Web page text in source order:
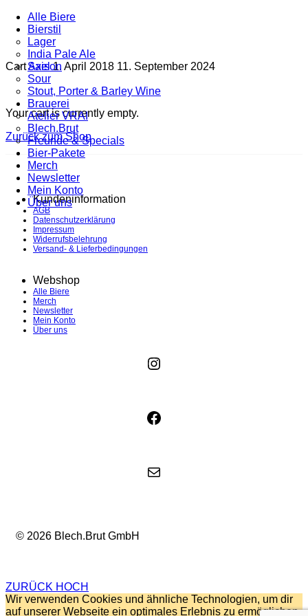
Alle Biere
Bierstil
Lager
India Pale Ale
Saison
Sour
Stout, Porter & Barley Wine
Brauerei
Atelier VRAI
Blech.Brut
Freunde & Specials
Bier-Pakete
Merch
Newsletter
Mein Konto
Über uns
CartAxel1. April 2018 11. September 2024
Your cart is currently empty.
Zurück zum Shop
Kundeninformation
AGB
Datenschutzerklärung
Impressum
Widerrufsbelehrung
Versand- & Lieferbedingungen
Webshop
Alle Biere
Merch
Newsletter
Mein Konto
Über uns
Instagram
Facebook
E-Mail
© 2026 Blech.Brut GmbH
ZURÜCK HOCH
Wir verwenden Cookies und ähnliche Technologien, um dir
auf unserer Webseite ein optimales Erlebnis zu ermöglichen.